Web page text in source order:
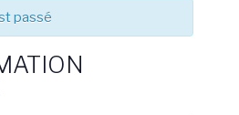
passé